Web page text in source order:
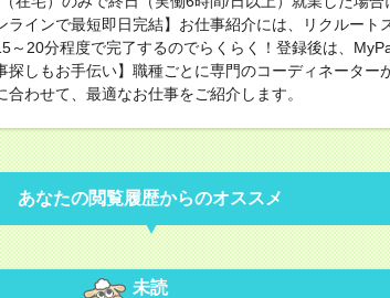
インで最短即日完結】お仕事紹介には、リクルート
～20分程度で完了するのでらくらく！登録後は、
探しもお手伝い】職種ごとに専門のコーディネーター
わせて、最適なお仕事をご紹介します。
あなたの閲覧履歴からのオススメ
未読